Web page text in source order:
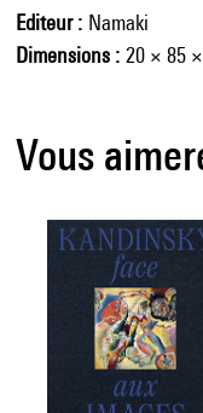
Editeur
Namaki
Dimensions
20 × 85
Vous